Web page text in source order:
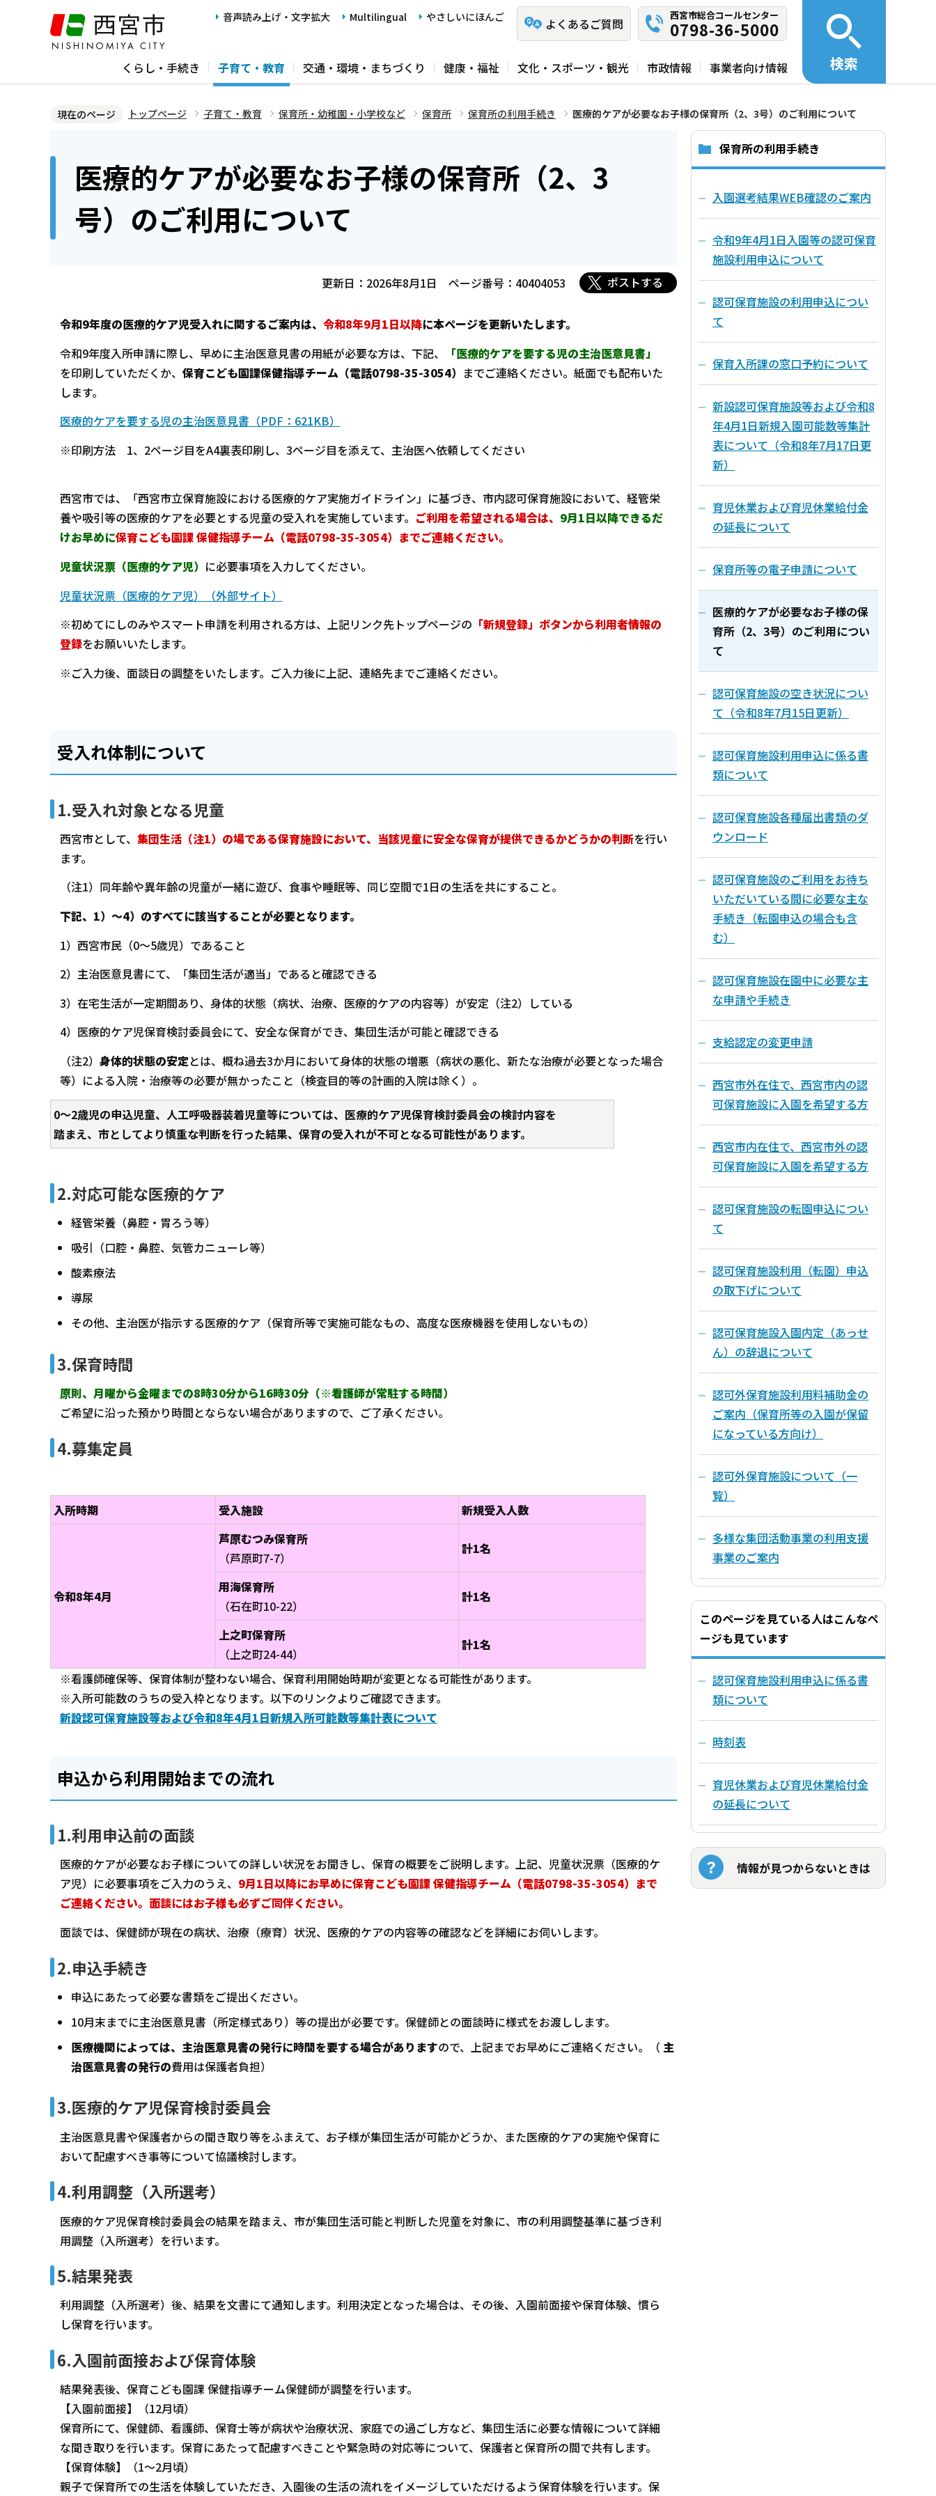
ジ
音声読み上げ・文字拡大 Multilingual やさしいにほんご よくあるご質問
西宮市総合コールセンター
0798-36-5000
くらし・手続き 子育て・教育 交通・環境・まちづくり 健康・福祉 文化・スポーツ・観光 市政情報 事業者向け情報 検索
現在のページ トップページ 子育て・教育 保育所・幼稚園・小学校など 保育所 保育所の利用手続き 医療的ケアが必要なお子様の保育所（2、3号）のご利用について
医療的ケアが必要なお子様の保育所（2、3
号）のご利用について
更新日：2026年8月1日 ページ番号：40404053 ポストする
令和9年度の医療的ケア児受入れに関するご案内は、 令和8年9月1日以降に本ページを更新いたします。
令和9年度入所申請に際し、早めに主治医意見書の用紙が必要な方は、下記、
「医療的ケアを要する児の主治医意見書」
を印刷していただくか、 保育こども園課保健指導チーム（電話0798-35-3054） までご連絡ください。紙面でも配布いた
します。
医療的ケアを要する児の主治医意見書（PDF：621KB）
※印刷方法 1、2ページ目をA4裏表印刷し、3ページ目を添えて、主治医へ依頼してください
西宮市では、「西宮市立保育施設における医療的ケア実施ガイドライン」に基づき、市内認可保育施設において、経管栄
養や吸引等の医療的ケアを必要とする児童の受入れを実施しています。 ご利用を希望される場合は、 9月1日以降できるだ
けお早めに保育こども園課 保健指導チーム（電話0798-35-3054）までご連絡ください。
児童状況票（医療的ケア児） に必要事項を入力してください。
児童状況票（医療的ケア児）（外部サイト）
※初めてにしのみやスマート申請を利用される方は、上記リンク先トップページの 「新規登録」ボタンから利用者情報の
登録をお願いいたします。
※ご入力後、面談日の調整をいたします。ご入力後に上記、連絡先までご連絡ください。
受入れ体制について
1.受入れ対象となる児童
西宮市として、 集団生活（注1）の場である保育施設において、当該児童に安全な保育が提供できるかどうかの判断を行い
ます。
（注1）同年齢や異年齢の児童が一緒に遊び、食事や睡眠等、同じ空間で1日の生活を共にすること。
下記、1）～4）のすべてに該当することが必要となります。
1）西宮市民（0～5歳児）であること
2）主治医意見書にて、「集団生活が適当」であると確認できる
3）在宅生活が一定期間あり、身体的状態（病状、治療、医療的ケアの内容等）が安定（注2）している
4）医療的ケア児保育検討委員会にて、安全な保育ができ、集団生活が可能と確認できる
（注2） 身体的状態の安定とは、概ね過去3か月において身体的状態の増悪（病状の悪化、新たな治療が必要となった場合
等）による入院・治療等の必要が無かったこと（検査目的等の計画的入院は除く）。
0～2歳児の申込児童、人工呼吸器装着児童等については、医療的ケア児保育検討委員会の検討内容を
踏まえ、市としてより慎重な判断を行った結果、保育の受入れが不可となる可能性があります。
2.対応可能な医療的ケア
経管栄養（鼻腔・胃ろう等）
吸引（口腔・鼻腔、気管カニューレ等）
酸素療法
導尿
その他、主治医が指示する医療的ケア（保育所等で実施可能なもの、高度な医療機器を使用しないもの）
3.保育時間
原則、月曜から金曜までの8時30分から16時30分（※看護師が常駐する時間）
ご希望に沿った預かり時間とならない場合がありますので、ご了承ください。
4.募集定員
入所時期 受入施設 新規受入人数
令和8年4月
芦原むつみ保育所
（芦原町7-7）
計1名
用海保育所
（石在町10-22）
計1名
上之町保育所
（上之町24-44）
計1名
※看護師確保等、保育体制が整わない場合、保育利用開始時期が変更となる可能性があります。
※入所可能数のうちの受入枠となります。以下のリンクよりご確認できます。
新設認可保育施設等および令和8年4月1日新規入所可能数等集計表について
申込から利用開始までの流れ
1.利用申込前の面談
医療的ケアが必要なお子様についての詳しい状況をお聞きし、保育の概要をご説明します。上記、児童状況票（医療的ケ
ア児）に必要事項をご入力のうえ、 9月1日以降にお早めに保育こども園課 保健指導チーム（電話0798-35-3054）まで
ご連絡ください。面談にはお子様も必ずご同伴ください。
面談では、保健師が現在の病状、治療（療育）状況、医療的ケアの内容等の確認などを詳細にお伺いします。
2.申込手続き
申込にあたって必要な書類をご提出ください。
10月末までに主治医意見書（所定様式あり）等の提出が必要です。保健師との面談時に様式をお渡しします。
医療機関によっては、主治医意見書の発行に時間を要する場合がありますので、上記までお早めにご連絡ください。（ 主
治医意見書の発行の費用は保護者負担）
3.医療的ケア児保育検討委員会
主治医意見書や保護者からの聞き取り等をふまえて、お子様が集団生活が可能かどうか、また医療的ケアの実施や保育に
おいて配慮すべき事等について協議検討します。
4.利用調整（入所選考）
医療的ケア児保育検討委員会の結果を踏まえ、市が集団生活可能と判断した児童を対象に、市の利用調整基準に基づき利
用調整（入所選考）を行います。
5.結果発表
利用調整（入所選考）後、結果を文書にて通知します。利用決定となった場合は、その後、入園前面接や保育体験、慣ら
し保育を行います。
6.入園前面接および保育体験
結果発表後、保育こども園課 保健指導チーム保健師が調整を行います。
【入園前面接】（12月頃）
保育所にて、保健師、看護師、保育士等が病状や治療状況、家庭での過ごし方など、集団生活に必要な情報について詳細
な聞き取りを行います。保育にあたって配慮すべきことや緊急時の対応等について、保護者と保育所の間で共有します。
【保育体験】（1～2月頃）
親子で保育所での生活を体験していただき、入園後の生活の流れをイメージしていただけるよう保育体験を行います。保
保育所の利用手続き
入園選考結果WEB確認のご案内
令和9年4月1日入園等の認可保育
施設利用申込について
認可保育施設の利用申込につい
て
保育入所課の窓口予約について
新設認可保育施設等および令和8
年4月1日新規入園可能数等集計
表について（令和8年7月17日更
新）
育児休業および育児休業給付金
の延長について
保育所等の電子申請について
医療的ケアが必要なお子様の保
育所（2、3号）のご利用につい
て
認可保育施設の空き状況につい
て（令和8年7月15日更新）
認可保育施設利用申込に係る書
類について
認可保育施設各種届出書類のダ
ウンロード
認可保育施設のご利用をお待ち
いただいている間に必要な主な
手続き（転園申込の場合も含
む）
認可保育施設在園中に必要な主
な申請や手続き
支給認定の変更申請
西宮市外在住で、西宮市内の認
可保育施設に入園を希望する方
西宮市内在住で、西宮市外の認
可保育施設に入園を希望する方
認可保育施設の転園申込につい
て
認可保育施設利用（転園）申込
の取下げについて
認可保育施設入園内定（あっせ
ん）の辞退について
認可外保育施設利用料補助金の
ご案内（保育所等の入園が保留
になっている方向け）
認可外保育施設について（一
覧）
多様な集団活動事業の利用支援
事業のご案内
このページを見ている人はこんなペ
ージも見ています
認可保育施設利用申込に係る書
類について
時刻表
育児休業および育児休業給付金
の延長について
情報が見つからないときは